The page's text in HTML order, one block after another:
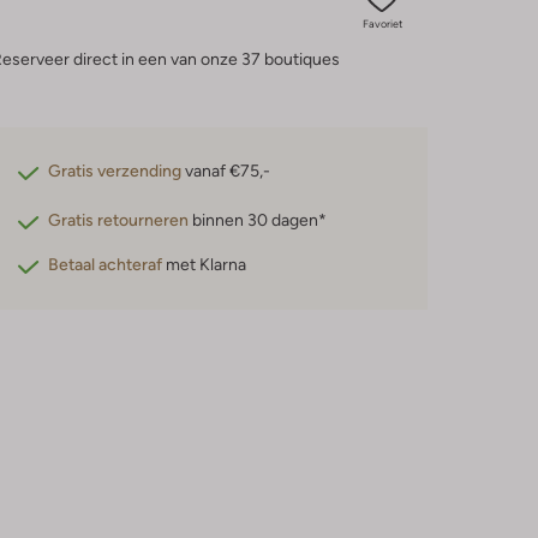
Favoriet
direct in een van onze 37 boutiques
Gratis verzendingvanaf €75,-
Gratis retourneren binnen 30 dagen*
Betaal achteraf met Klarna